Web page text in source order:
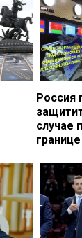
Россия
случае
границе